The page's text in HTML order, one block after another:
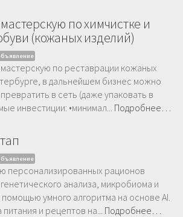
по химчистке и
(кожаных изделий)
по реставрации кожаных
в дальнейшем бизнес можно
в сеть (даже упаковать в
инвестиции: •минимал... Подробнее…
персонализированных рационов
анализа, микробиома и
умного алгоритма на основе AI.
и рецептов на... Подробнее…